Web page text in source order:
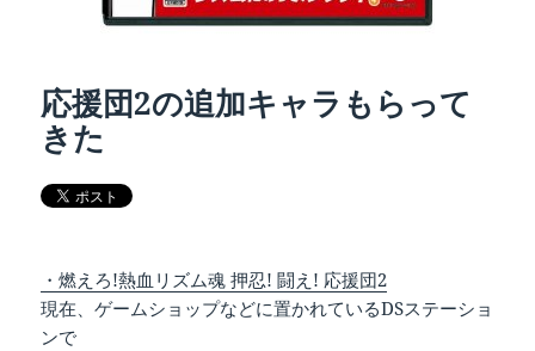
応援団2の追加キャラもらって
きた
・燃えろ!熱血リズム魂 押忍! 闘え! 応援団2
現在、ゲームショップなどに置かれているDSステーショ
ンで